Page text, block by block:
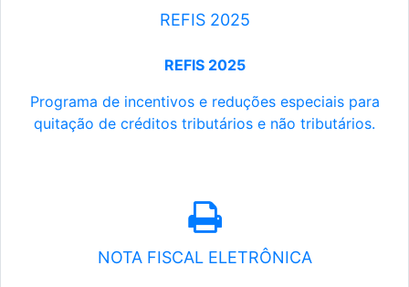
REFIS 2025
REFIS 2025
Programa de incentivos e reduções especiais para
quitação de créditos tributários e não tributários.
NOTA FISCAL ELETRÔNICA